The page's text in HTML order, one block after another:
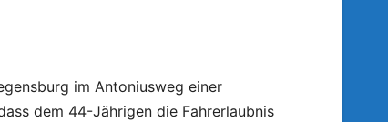
im Antoniusweg einer
dem 44-Jährigen die Fahrerlaubnis